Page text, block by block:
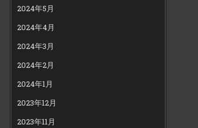
2024年5月
2024年4月
2024年3月
2024年2月
2024年1月
2023年12月
2023年11月